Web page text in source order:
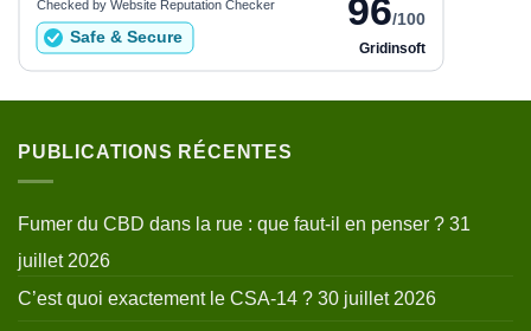
PUBLICATIONS RÉCENTES
Fumer du CBD dans la rue : que faut-il en penser ? 31
juillet 2026
C’est quoi exactement le CSA-14 ? 30 juillet 2026